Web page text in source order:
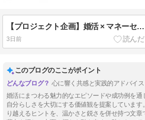
【プロジェクト企画】婚活 × マネーセミナーの募集開始
3日前
このブログのここがポイント
心に響く共感と実践的アドバイス
婚活にまつわる魅力的なエピソードや成功例を通
自分らしさを大切にする価値観を提案していま
り越えるヒントを、温かさと鋭さを併せ持つ文